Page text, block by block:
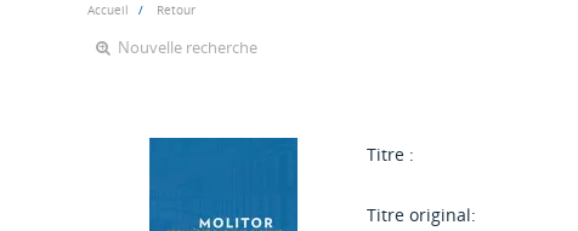
Accueil Retour
Nouvelle recherche
Titre :
Titre original: